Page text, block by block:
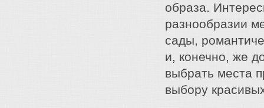
образа.
разнообразии
сады,
и, конечно, же
выбрать места
выбору